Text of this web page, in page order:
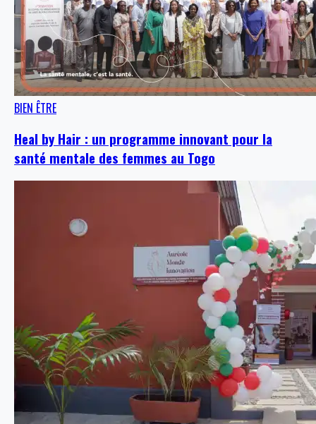
BIEN ÊTRE
Heal by Hair : un programme innovant pour la
santé mentale des femmes au Togo